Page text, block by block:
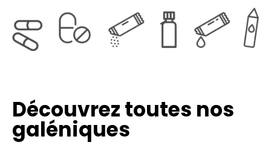
Découvrez toutes nos
galéniques